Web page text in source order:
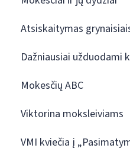
Atsiskaitymas
Dažniausiai užduodami
Mokesčių ABC
Viktorina moksleiviams
VMI kviečia į